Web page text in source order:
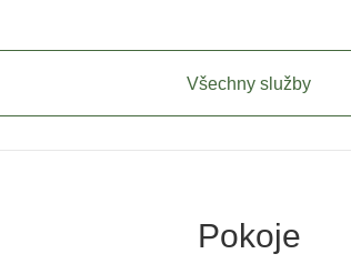
Všechny služby
Pokoje